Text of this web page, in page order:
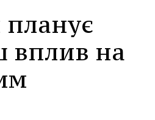
вплив на